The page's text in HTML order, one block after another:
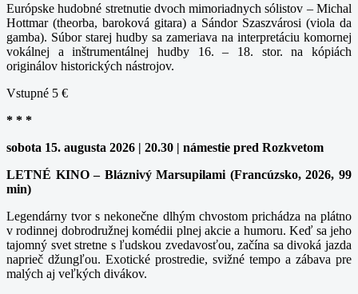
Európske hudobné stretnutie dvoch mimoriadnych sólistov – Michal
Hottmar (theorba, baroková gitara) a Sándor Szaszvárosi (viola da
gamba). Súbor starej hudby sa zameriava na interpretáciu komornej
vokálnej a inštrumentálnej hudby 16. – 18. stor. na kópiách
originálov historických nástrojov.
Vstupné 5 €
* * *
sobota 15. augusta 2026 | 20.30 | námestie pred Rozkvetom
LETNÉ KINO – Bláznivý Marsupilami (Francúzsko, 2026, 99
min)
Legendárny tvor s nekonečne dlhým chvostom prichádza na plátno
v rodinnej dobrodružnej komédii plnej akcie a humoru. Keď sa jeho
tajomný svet stretne s ľudskou zvedavosťou, začína sa divoká jazda
naprieč džungľou. Exotické prostredie, svižné tempo a zábava pre
malých aj veľkých divákov.